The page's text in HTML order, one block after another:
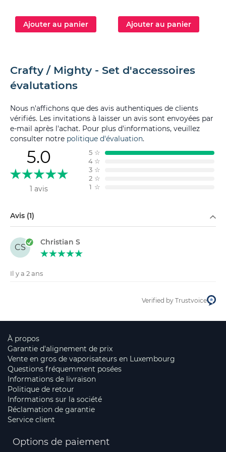
Ajouter au panier Ajouter au panier
Crafty / Mighty - Set d'accessoires
évalutations
Nous n'affichons que des avis authentiques de clients
vérifiés. Les invitations à laisser un avis sont envoyées par
e-mail après l'achat. Pour plus d'informations, veuillez
consulter notre politique d'évaluation.
5.0
1 avis
5 ☆
4 ☆
3 ☆
2 ☆
1 ☆
Avis (1)
CS
Christian S
Il y a 2 ans
Verified by Trustvoice
À propos
Garantie d'alignement de prix
Vente en gros de vaporisateurs en Luxembourg
Questions fréquemment posées
Informations de livraison
Politique de retour
Informations sur la société
Réclamation de garantie
Service client
Options de paiement